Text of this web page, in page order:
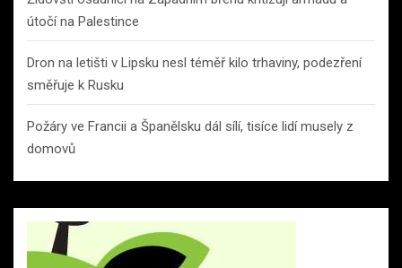
útočí na Palestince
Dron na letišti v Lipsku nesl téměř kilo trhaviny, podezření
směřuje k Rusku
Požáry ve Francii a Španělsku dál sílí, tisíce lidí musely z
domovů